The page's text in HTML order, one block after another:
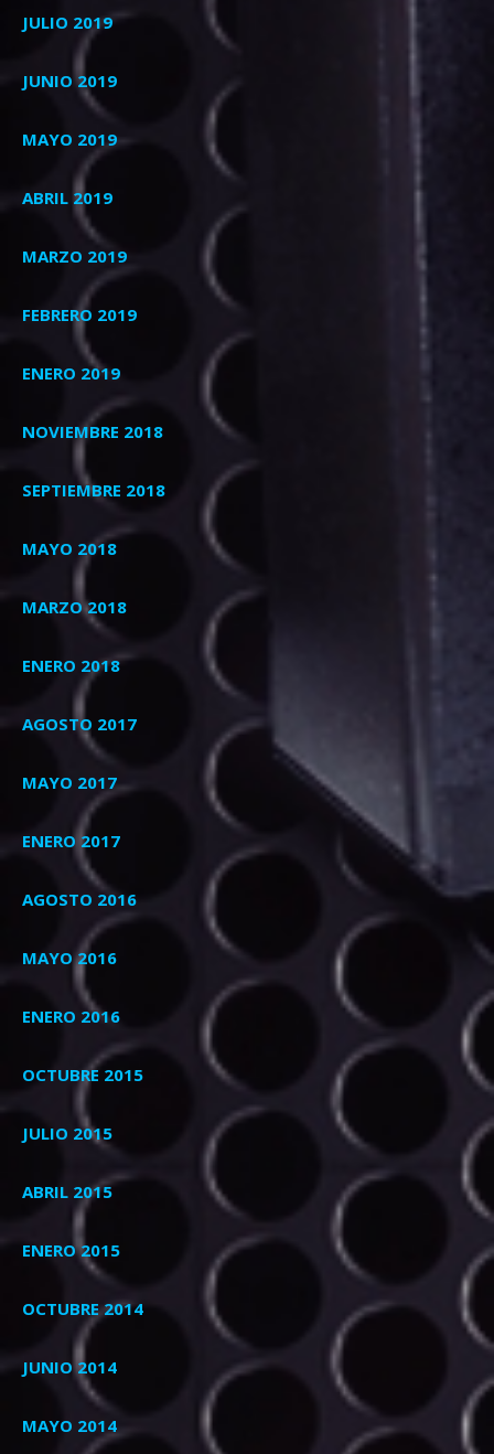
JULIO 2019
JUNIO 2019
MAYO 2019
ABRIL 2019
MARZO 2019
FEBRERO 2019
ENERO 2019
NOVIEMBRE 2018
SEPTIEMBRE 2018
MAYO 2018
MARZO 2018
ENERO 2018
AGOSTO 2017
MAYO 2017
ENERO 2017
AGOSTO 2016
MAYO 2016
ENERO 2016
OCTUBRE 2015
JULIO 2015
ABRIL 2015
ENERO 2015
OCTUBRE 2014
JUNIO 2014
MAYO 2014